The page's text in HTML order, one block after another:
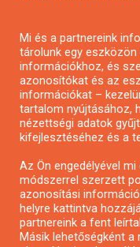
Pályázatírás civil
Pályázatírás
Pályázatfigyelés
Specifikus
Pályázatok
Pályázatok civil
Mi és a partnereink
tárolunk egy
információkhoz, és
azonosítókat és az
információkat –
tartalom nyújtásához,
nézettségi adatok
kifejlesztéséhez és a
Az Ön engedélyével
módszerrel szerzett
azonosítási
helyre kattintva
partnereink a fent
Másik lehetőségként a